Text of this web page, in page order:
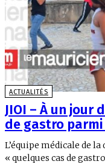
ACTUALITÉS
JIOI – À un jour
de gastro
L’équipe médicale de
« quelques cas de